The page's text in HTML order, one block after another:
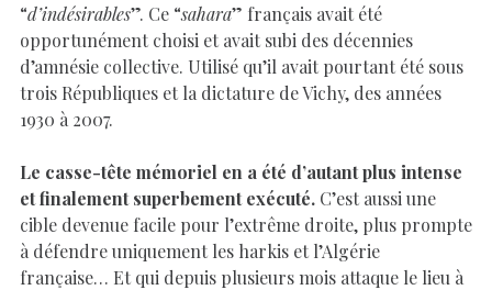
“d’indésirables”. Ce “sahara” français avait été
opportunément choisi et avait subi des décennies
d’amnésie collective. Utilisé qu’il avait pourtant été sous
trois Républiques et la dictature de Vichy, des années
1930 à 2007.
Le casse-tête mémoriel en a été d’autant plus intense
et finalement superbement exécuté. C’est aussi une
cible devenue facile pour l’extrême droite, plus prompte
à défendre uniquement les harkis et l’Algérie
française… Et qui depuis plusieurs mois attaque le lieu à